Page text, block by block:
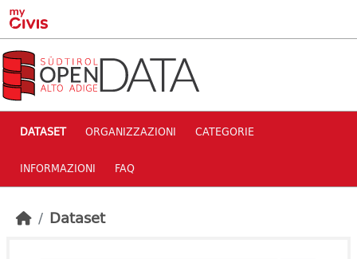
Skip to main content
DATASET ORGANIZZAZIONI CATEGORIE
INFORMAZIONI FAQ
Dataset